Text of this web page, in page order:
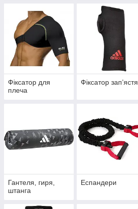
Фіксатор для
плеча
Фіксатор запʼястя
Гантеля, гиря,
штанга
Еспандери